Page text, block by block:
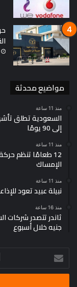
مواضيع محدثة
منذ 11 ساعة
السعودية تطلق
إلى 90 يومًا
منذ 11 ساعة
12 طعامًا تنظم
الإمساك
منذ 11 ساعة
نبيلة عبيد تعود
منذ 16 ساعة
جنيه خلال أسبوع
بريدك
الإلكتروني